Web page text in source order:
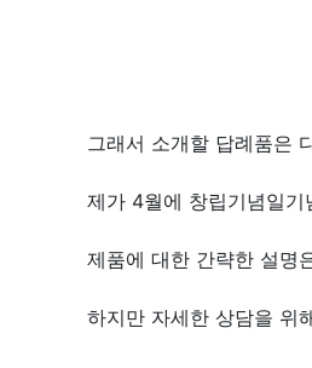
그래서 소개할 답례품은
제가 4월에 창립기념일
제품에 대한 간략한 설명
하지만 자세한 상담을 위